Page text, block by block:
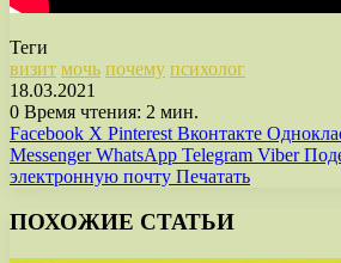
Теги
визит мочь почему психолог
18.03.2021
0 Время чтения: 2 мин.
Facebook X Pinterest Вконтакте
Messenger WhatsApp Telegram Viber
электронную почту Печатать
ПОХОЖИЕ СТАТЬИ